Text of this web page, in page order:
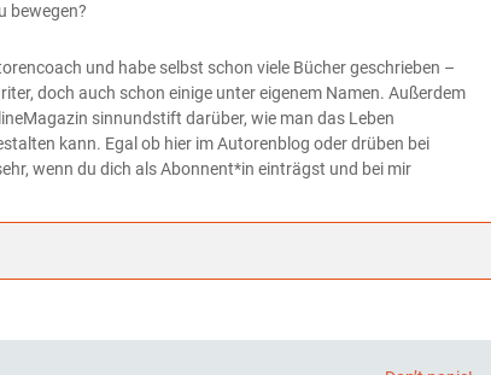
bewegen?
und habe selbst schon viele Bücher geschrieben –
doch auch schon einige unter eigenem Namen. Außerdem
sinnundstift darüber, wie man das Leben
kann. Egal ob hier im Autorenblog oder drüben bei
wenn du dich als Abonnent*in einträgst und bei mir